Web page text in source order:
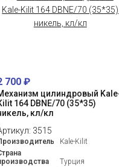
700₽
цилиндровый
164 DBNE/70 (35*35)
кл/кл
3515
Kale-Kilit
Турция